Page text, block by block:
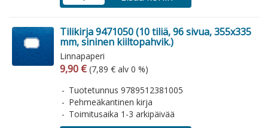
Tilikirja 9471050 (10 tiliä, 96 sivua, 355x335
mm, sininen kiiltopahvik.)
Linnapaperi
Arvonlisäverollinen hinta
9,90 € Arvonlisäveroton hinta
(7,89 € alv 0 %)
Tuotetunnus 9789512381005
Pehmeäkantinen kirja
Toimitusaika 1-3 arkipäivää